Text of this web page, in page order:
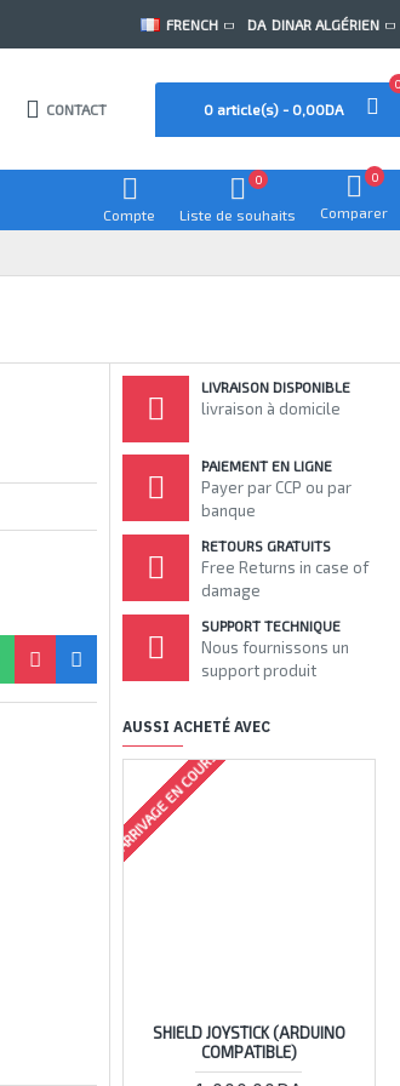
FRENCH DA DINAR ALGÉRIEN
CONTACT 0 article(s) - 0,00DA
Compte Liste de souhaits
0
Comparer
0
LIVRAISON DISPONIBLE
livraison à domicile
PAIEMENT EN LIGNE
Payer par CCP ou par
banque
RETOURS GRATUITS
Free Returns in case of
damage
SUPPORT TECHNIQUE
Nous fournissons un
support produit
AUSSI ACHETÉ AVEC
ARRIVAGE EN COURS
SHIELD JOYSTICK (ARDUINO
COMPATIBLE)